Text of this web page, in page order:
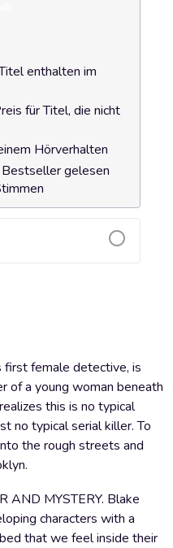
enthalten im
für Titel, die nicht
Hörverhalten
gelesen
first female detective, is
of a young woman beneath
this is no typical
no typical serial killer. To
the rough streets and
AND MYSTERY. Blake
characters with a
that we feel inside their